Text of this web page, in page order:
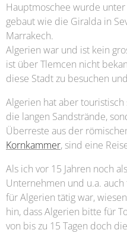
Hauptmoschee wurde
gebaut wie die Giralda in
Marrakech.
Algerien war und ist kein
ist über Tlemcen nicht
diese Stadt zu besuchen
Algerien hat aber
die langen Sandstrände,
Überreste aus der
Kornkammer, sind eine
Als ich vor 15 Jahren noch
Unternehmen und u.a.
für Algerien tätig war,
hin, dass Algerien bitte für
von bis zu 15 Tagen doch